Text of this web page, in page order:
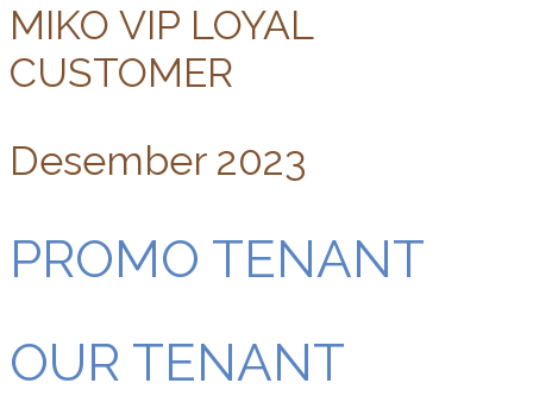
MIKO VIP LOYAL
CUSTOMER
Desember 2023
PROMO TENANT
OUR TENANT